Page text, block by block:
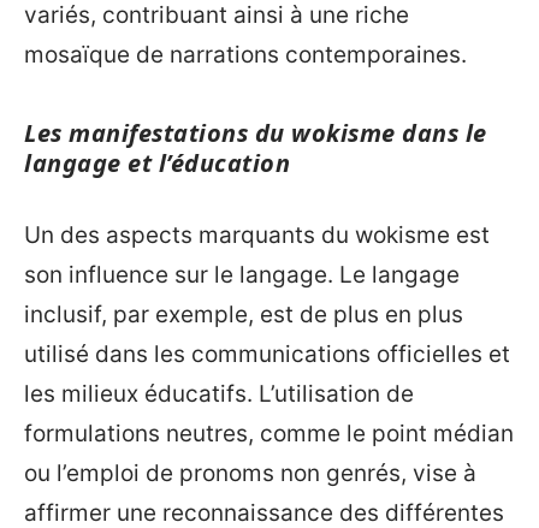
variés, contribuant ainsi à une riche
mosaïque de narrations contemporaines.
Les manifestations du wokisme dans le
langage et l’éducation
Un des aspects marquants du wokisme est
son influence sur le langage. Le langage
inclusif, par exemple, est de plus en plus
utilisé dans les communications officielles et
les milieux éducatifs. L’utilisation de
formulations neutres, comme le point médian
ou l’emploi de pronoms non genrés, vise à
affirmer une reconnaissance des différentes